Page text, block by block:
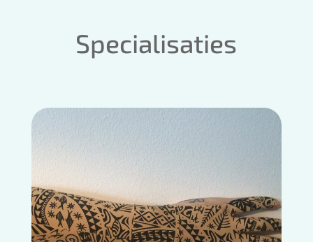
Specialisaties